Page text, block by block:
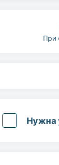
При
Нужна